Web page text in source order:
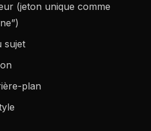
(jeton unique comme
sujet
plan